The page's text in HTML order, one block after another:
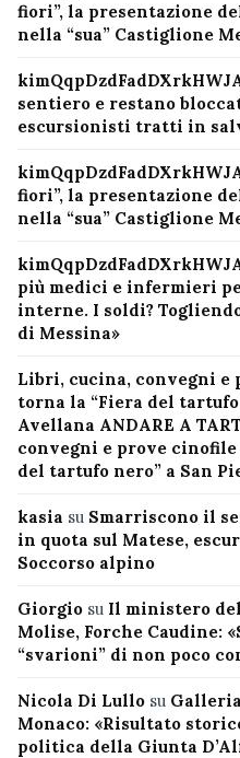
fiori”, la presentazione
nella “sua” Castiglione
sentiero e restano
escursionisti tratti in
fiori”, la presentazione
nella “sua” Castiglione
più medici e infermieri
interne. I soldi?
di Messina»
Libri, cucina, convegni
torna la “Fiera del
Avellana ANDARE A
convegni e prove
del tartufo nero” a San
kasia su Smarriscono il
in quota sul Matese,
Soccorso alpino
Giorgio su Il ministero
Molise, Forche Caudine:
“svarioni” di non poco
Nicola Di Lullo su
Monaco: «Risultato
politica della Giunta